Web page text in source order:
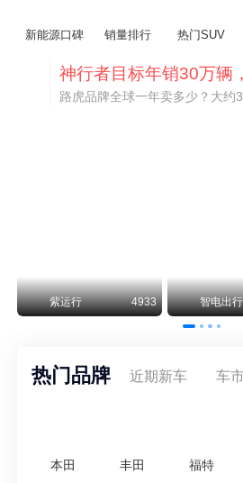
新能源口碑 销量排行 热门SUV
紫运行 4933 智电出行
热门品牌 近期新车 车
本田 丰田 福特